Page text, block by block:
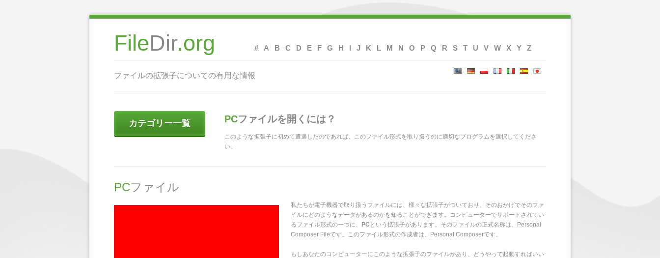
FileDir.org # A B C D E F G H I J K L M N O P Q R S T U V W X Y Z
ファイルの拡張子についての有用な情報
カテゴリー一覧 PCファイルを開くには？
このような拡張子に初めて遭遇したのであれば、このファイル形式を取り扱うのに適切なプログラムを選択してくださ
い。
PCファイル
私たちが電子機器で取り扱うファイルには、様々な拡張子がついており、そのおかげでそのファ
イルにどのようなデータがあるのかを知ることができます。コンピューターでサポートされてい
るファイル形式の一つに、
PC という拡張子があります。そのファイルの正式名称は、Personal
Composer Fileです。このファイル形式の作成者は、Personal Composerです。
もしあなたのコンピューターにこのような拡張子のファイルがあり、どうやって起動すればいい